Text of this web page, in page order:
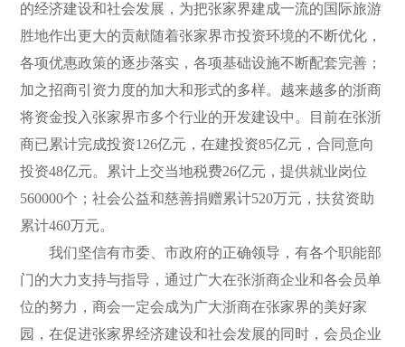
的经济建设和社会发展，为把张家界建成一流的国际旅游
胜地作出更大的贡献随着张家界市投资环境的不断优化，
各项优惠政策的逐步落实，各项基础设施不断配套完善；
加之招商引资力度的加大和形式的多样。越来越多的浙商
将资金投入张家界市多个行业的开发建设中。目前在张浙
商已累计完成投资126亿元，在建投资85亿元，合同意向
投资48亿元。累计上交当地税费26亿元，提供就业岗位
560000个；社会公益和慈善捐赠累计520万元，扶贫资助
累计460万元。
我们坚信有市委、市政府的正确领导，有各个职能部
门的大力支持与指导，通过广大在张浙商企业和各会员单
位的努力，商会一定会成为广大浙商在张家界的美好家
园，在促进张家界经济建设和社会发展的同时，会员企业